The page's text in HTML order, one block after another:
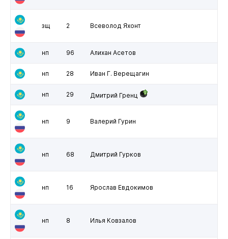
зщ 2 Всеволод Яхонт
нп 96 Алихан Асетов
нп 28 Иван Г. Верещагин
нп 29 Дмитрий Гренц
нп 9 Валерий Гурин
нп 68 Дмитрий Гурков
нп 16 Ярослав Евдокимов
нп 8 Илья Ковзалов